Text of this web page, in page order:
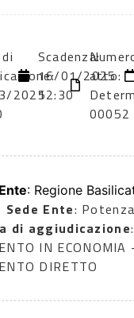
2025
Scadenza:
16/01/2025
12:30
atto:
00052
Ente: Regione
Sede Ente: Potenza
di aggiudicazione
IN ECONOMIA
DIRETTO